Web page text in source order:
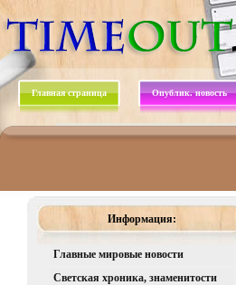
Главная страница Опублик. новость
Информация:
Главные мировые новости
Светская хроника, знаменитости